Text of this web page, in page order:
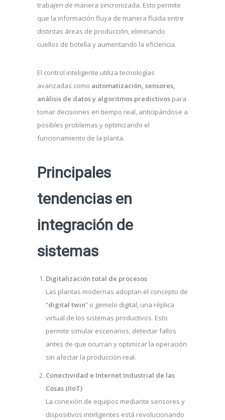
trabajen de manera sincronizada. Esto permite
que la información fluya de manera fluida entre
distintas áreas de producción, eliminando
cuellos de botella y aumentando la eficiencia.
El control inteligente utiliza tecnologías
avanzadas como automatización, sensores,
análisis de datos y algoritmos predictivos para
tomar decisiones en tiempo real, anticipándose a
posibles problemas y optimizando el
funcionamiento de la planta.
Principales
tendencias en
integración de
sistemas
Digitalización total de procesos
Las plantas modernas adoptan el concepto de
“digital twin” o gemelo digital, una réplica
virtual de los sistemas productivos. Esto
permite simular escenarios, detectar fallos
antes de que ocurran y optimizar la operación
sin afectar la producción real.
Conectividad e Internet Industrial de las
Cosas (IIoT)
La conexión de equipos mediante sensores y
dispositivos inteligentes está revolucionando